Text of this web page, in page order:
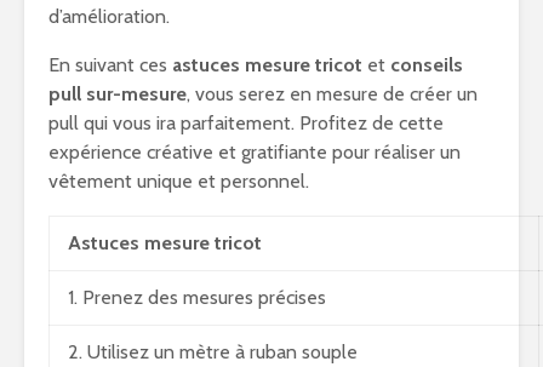
d’amélioration.
En suivant ces astuces mesure tricot et conseils
pull sur-mesure, vous serez en mesure de créer un
pull qui vous ira parfaitement. Profitez de cette
expérience créative et gratifiante pour réaliser un
vêtement unique et personnel.
Astuces mesure tricot
1. Prenez des mesures précises
2. Utilisez un mètre à ruban souple